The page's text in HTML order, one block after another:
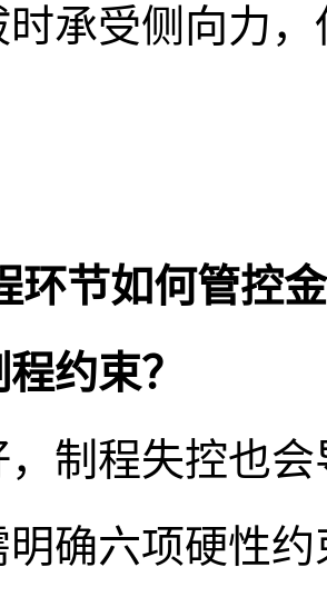
时承受侧向力
环节如何管控
约束？
制程失控也
确六项硬性